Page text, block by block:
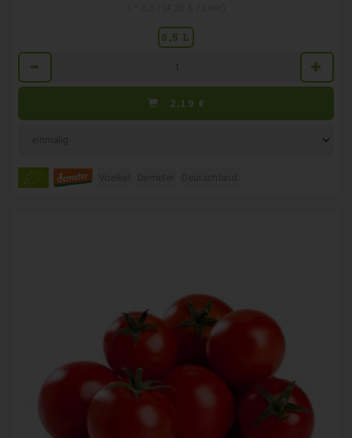
0,5 L
2,19 €
Voelkel Demeter